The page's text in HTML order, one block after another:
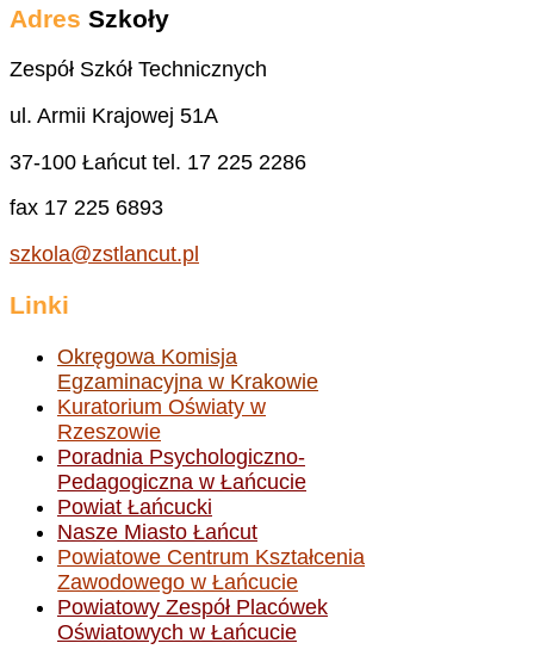
Adres Szkoły
Zespół Szkół Technicznych
ul. Armii Krajowej 51A
37-100 Łańcut tel. 17 225 2286
fax 17 225 6893
szkola@zstlancut.pl
Linki
Okręgowa Komisja
Egzaminacyjna w Krakowie
Kuratorium Oświaty w
Rzeszowie
Poradnia Psychologiczno-
Pedagogiczna w Łańcucie
Powiat Łańcucki
Nasze Miasto Łańcut
Powiatowe Centrum Kształcenia
Zawodowego w Łańcucie
Powiatowy Zespół Placówek
Oświatowych w Łańcucie